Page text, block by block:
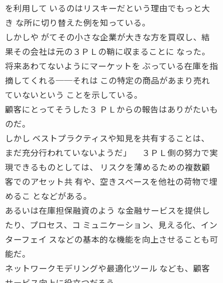
を利用して いるのはリスキーだという理由でもっと大
き な所に切り替えた例を知っている。
しかしや がてその小さな企業が大きな方を買収し、結
果その会社は元の３ＰＬの鞘に収まることに なった。
将来あわてないようにマーケットを ぶっている在庫を指
摘してくれる──それは この特定の商品があまり売れ
ていないという ことを示している。
顧客にとってそうした３ ＰＬからの報告はありがたいも
のだ。
しかし ベストプラクティスや知見を共有することは、
まだ充分行われていないようだ」 ３ＰＬ側の努力で実
現できるものとしては、 リスクを薄めるための複数顧
客でのアセット共 有や、空きスペースを他社の荷物で埋
めるこ となどがある。
あるいは在庫担保融資のよう な金融サービスを提供し
たり、プロセス、コ ミュニケーション、見える化、イン
ターフェイ スなどの基本的な機能を向上させることも可
能だ。
ネットワークモデリングや最適化ツール なども、顧客